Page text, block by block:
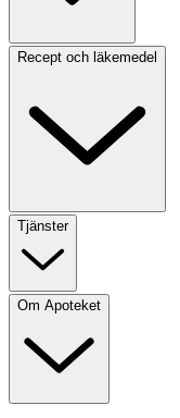
Recept och läkemedel
Tjänster
Om Apoteket